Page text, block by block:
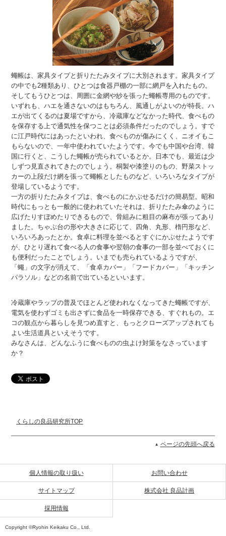
蠅帳は、家具タイプと折りたたみタイプに大別されます。家具タイプ
の中でも2種類あり、ひとつは食器戸棚の一部に網戸を入れたもの。
そしてもうひとつは、周囲に金網や紗を張った蠅帳専用のものです。
いずれも、ハエを通さないのはもちろん、風通しがよいのが特長。ハ
エが出てくるのは夏場ですから、冷蔵庫などなかった時代、食べもの
を保存する上で通気性を保つことは必須条件だったのでしょう。すで
に江戸時代にはあったといわれ、食べものが傷みにくく、ニオイもこ
もらないので、一年中使われていたようです。今でも中国や台湾、韓
国に行くと、こうした蠅帳が売られているとか。日本でも、最近は少
しずつ見直されてきたのでしょう。桐製や漆塗りのもの、野菜ストッ
カーの上段だけ網を張って蠅帳としたものなど、いろいろなタイプが
登場しているようです。
一方の折りたたみタイプは、食べものにかぶせるだけの簡易型。昭和
時代にもっとも一般的に使われていたそれは、折りたたみ傘のように
広げたりすぼめたりできるもので、骨組みに粗目の麻布が張ってあり
ました。ちゃぶ台の形や大きさに応じて、四角、丸形、楕円形など、
いろいろあったとか。食卓に料理を並べるとすぐにかぶせたようです
が、ひとり遅れて食べる人の食事や翌朝の食事の一部を並べておくに
も便利だったことでしょう。いまでも売られているようですが、
「蠅」の文字が消えて、「食卓カバー」「フードカバー」「キッチン
パラソル」などの名前で出ているといいます。
冷蔵庫やラップの普及でほとんど使われなくなってきた蠅帳ですが、
電気を使わずゴミも出さずに食品を一時保存できる、すぐれもの。エ
コの観点から暮らしを見つめ直すと、もっとクローズアップされても
よい生活道具といえそうです。
みなさんは、どんなふうに食べものの虫よけ対策をなさっています
か？
くらしの良品研究所TOP
ページの先頭へ戻る
個人情報の取り扱い お問い合わせ
サイトマップ 株式会社 良品計画
採用情報
Copyright ©Ryohin Keikaku Co., Ltd.